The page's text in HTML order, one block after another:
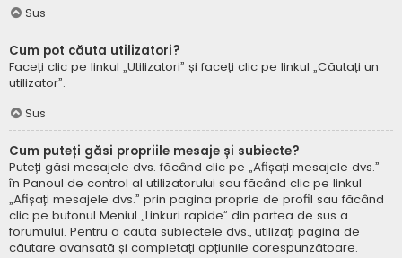
Sus
Cum pot căuta utilizatori?
Faceți clic pe linkul „Utilizatori” și faceți clic pe linkul „Căutați un
utilizator”.
Sus
Cum puteți găsi propriile mesaje și subiecte?
Puteți găsi mesajele dvs. făcând clic pe „Afișați mesajele dvs.”
în Panoul de control al utilizatorului sau făcând clic pe linkul
„Afișați mesajele dvs.” prin pagina proprie de profil sau făcând
clic pe butonul Meniul „Linkuri rapide” din partea de sus a
forumului. Pentru a căuta subiectele dvs., utilizați pagina de
căutare avansată și completați opțiunile corespunzătoare.